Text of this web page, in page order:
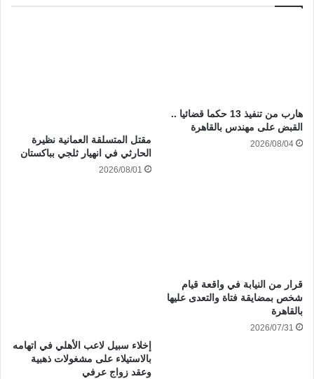
هارب من تنفيذ 13 حكما قضائيا ..
القبض على مهندس بالقاهرة
2026/08/04
مقتل المتسلقة العمانية نظيرة
الحارثي في انهيار ثلجي بباكستان
2026/08/01
قرار من النيابة في واقعة قيام
شخص بمضايقة فتاة والتعدى عليها
بالقاهرة
2026/07/31
إخلاء سبيل لاعب الأهلي في اتهامه
بالاستيلاء على مشغولات ذهبية
وعقد زواج عرفي